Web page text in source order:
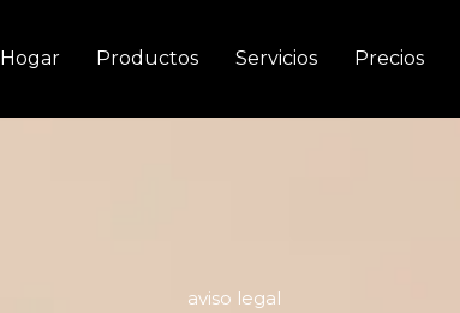
Hogar Productos Servicios Precios
aviso legal